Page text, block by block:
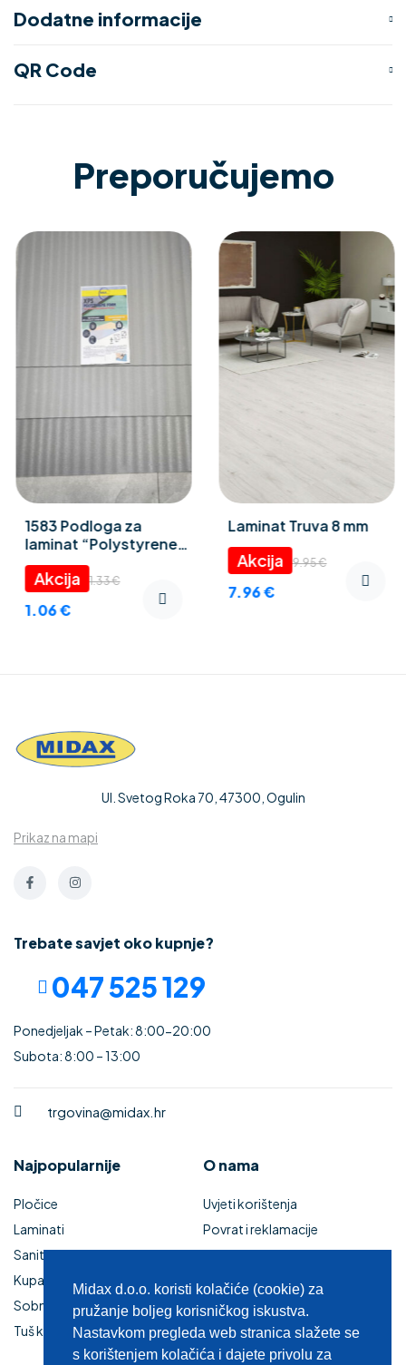
Dodatne informacije
QR Code
Preporučujemo
1583 Podloga za
laminat “Polystyrene
foam” 3 mm
1.33€
1.06€
Laminat Truva 8 mm
9.95€
7.96€
Ul. Svetog Roka 70, 47300, Ogulin
Prikaz na mapi
Trebate savjet oko kupnje?
047 525 129
Ponedjeljak – Petak: 8:00-20:00
Subota: 8:00 – 13:00
trgovina@midax.hr
Najpopularnije
Pločice
Laminati
Sanitarije
Kupaonski namještaj
Sobna vrata
Tuš kabine i kade
O nama
Uvjeti korištenja
Povrat i reklamacije
Izjava o sigurnosti online
plaćanja
Kupaonski namještaj
Zaštita privatnosti
Midax d.o.o. koristi kolačiće (cookie) za
pružanje boljeg korisničkog iskustva.
Nastavkom pregleda web stranica slažete se
s korištenjem kolačića i dajete privolu za